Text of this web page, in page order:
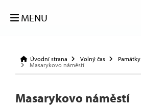
MENU
Úvodní strana Volný čas Památky
Masarykovo náměstí
Masarykovo náměstí